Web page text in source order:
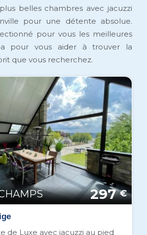
belles chambres avec jacuzzi
pour une détente absolue.
pour vous les meilleures
pour vous aider à trouver la
que vous recherchez.
297 €
de Luxe avec jacuzzi au pied